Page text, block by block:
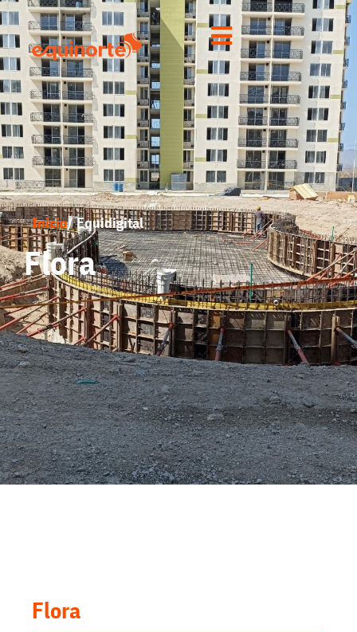
Inicio/ Equidigital
Flora
Flora